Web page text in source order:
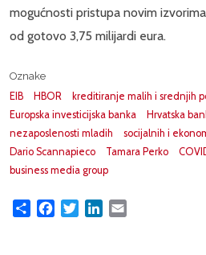
mogućnosti pristupa novim
od gotovo 3,75 milijardi eura.
Oznake
EIB
HBOR
kreditiranje malih i srednjih
Europska investicijska banka
Hrvatska
nezaposlenosti mladih
socijalnih i
Dario Scannapieco
Tamara Perko
business media group
Share FacebookTwitterLinkedIn